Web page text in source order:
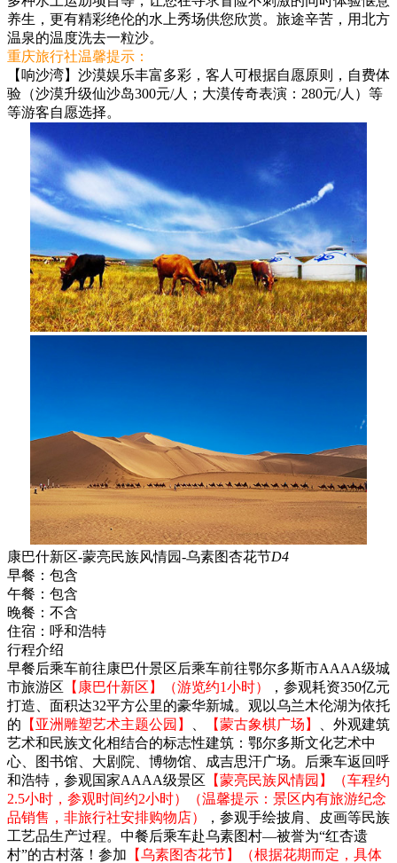
养生，更有精彩绝伦的水上秀场供您欣赏。旅途辛苦，用北方
温泉的温度洗去一粒沙。
重庆旅行社温馨提示：
【响沙湾】沙漠娱乐丰富多彩，客人可根据自愿原则，自费体
验（沙漠升级仙沙岛300元/人；大漠传奇表演：280元/人）等
等游客自愿选择。
康巴什新区-蒙亮民族风情园-乌素图杏花节D4
早餐： 包含
午餐： 包含
晚餐： 不含
住宿： 呼和浩特
行程介绍
早餐后乘车前往康巴什景区后乘车前往鄂尔多斯市AAAA级城
市旅游区 【康巴什新区】（游览约1小时）
，参观耗资350亿元
打造、面积达32平方公里的豪华新城。观以乌兰木伦湖为依托
的 【亚洲雕塑艺术主题公园】 【蒙古象棋广场】
、外观建筑
艺术和民族文化相结合的标志性建筑：鄂尔多斯文化艺术中
心、图书馆、大剧院、博物馆、成吉思汗广场。后乘车返回呼
和浩特，参观国家AAAA级景区 【蒙亮民族风情园】（车程约
2.5小时，参观时间约2小时）（温馨提示：景区内有旅游纪念
品销售，非旅行社安排购物店）
，参观手绘披肩、皮画等民族
工艺品生产过程。中餐后乘车赴乌素图村—被誉为“红杏遗
村”的古村落！参加 【乌素图杏花节】（根据花期而定，具体